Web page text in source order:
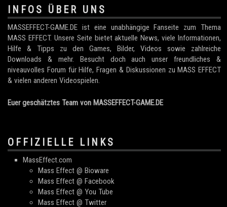
INFOS ÜBER UNS
MASSEFFECT-GAME.DE ist eine unabhängige Fanseite zum Thema
MASS EFFECT. Unsere Seite bietet aktuelle News, viele Informationen,
Hilfe & Tipps zu den Games, Bilder, Videos sowie zahlreiche
Downloads & mehr. Besucht doch auch unser freundliches &
niveauvolles Forum für Hilfe, Fragen & Diskussionen zu MASS EFFECT
& vielen anderen Videospielen.
Euer geschätztes Team von MASSEFFECT-GAME.DE
OFFIZIELLE LINKS
MassEffect.com
Mass Effect @ Bioware
Mass Effect @ Facebook
Mass Effect @ You Tube
Mass Effect @ Twitter